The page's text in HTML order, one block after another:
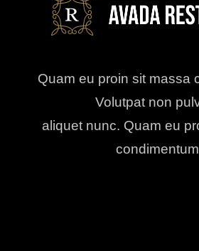
Quam eu proin sit massa
Volutpat non
aliquet nunc. Quam eu